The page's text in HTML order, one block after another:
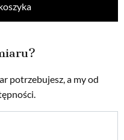
potrzebujesz, a my od